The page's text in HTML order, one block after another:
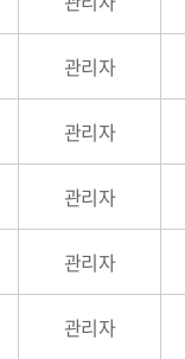
관리자
관리자
관리자
관리자
관리자